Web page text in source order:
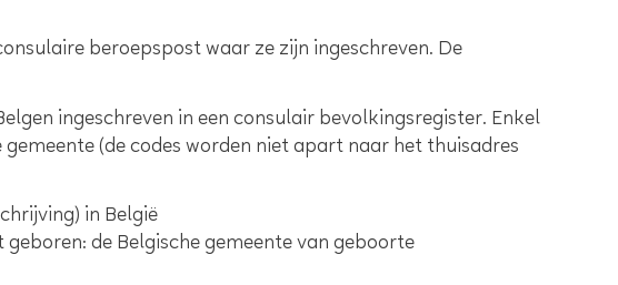
beroepspost waar ze zijn ingeschreven. De
ingeschreven in een consulair bevolkingsregister. Enkel
(de codes worden niet apart naar het thuisadres
in België
de Belgische gemeente van geboorte